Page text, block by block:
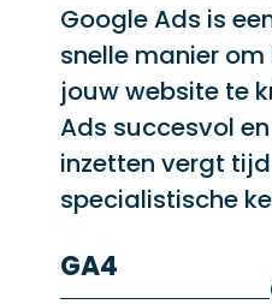
Google Ads is
snelle manier
jouw website te
Ads succesvol
inzetten vergt
specialistische
GA4